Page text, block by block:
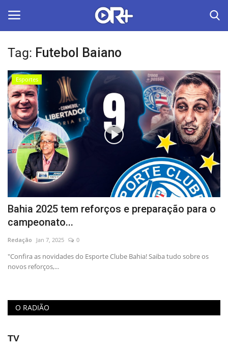
LOGIN ASSINAR
Home
O Radião News
Últimas
Radio & Tv
Política
Economia
Educação
Municípios
Esportes
Tag: Futebol Baiano
Esportes
Bahia 2025 tem reforços e preparação para o
campeonato...
Redação Jan 7, 2025 0
"Confira as novidades do Esporte Clube Bahia! Saiba tudo sobre os
novos reforços,...
O RADIÃO
TV